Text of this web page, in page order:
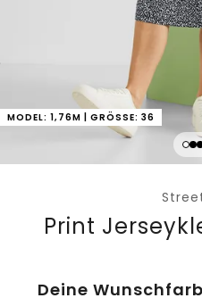
MODEL: 1,76M | GRÖSSE: 36
Print
Deine